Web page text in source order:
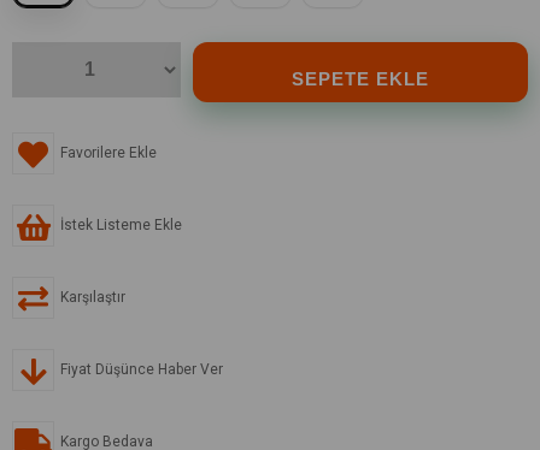
Favorilere Ekle
İstek Listeme Ekle
Karşılaştır
Fiyat Düşünce Haber Ver
Kargo Bedava